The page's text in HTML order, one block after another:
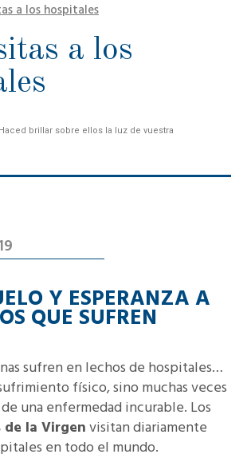
a los hospitales
a los
brillar sobre ellos la luz de vuestra
Y ESPERANZA A
QUE SUFREN
sufren en lechos de hospitales…
físico, sino muchas veces
una enfermedad incurable. Los
de la Virgenvisitan diariamente
en todo el mundo.